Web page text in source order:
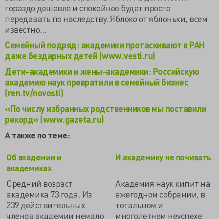
гораздо дешевле и спокойнее будет просто
передавать по наследству. Яблоко от яблоньки, всем
известно…
Семейный подряд: академики протаскивают в РАН
даже бездарных детей (www.vesti.ru)
Дети-академики и жены-академики: Российскую
академию наук превратили в семейный бизнес
(ren.tv/novosti)
«По числу избранных родственников мы поставили
рекорд» (www.gazeta.ru)
А также по теме:
Об академии и
академиках
Средний возраст
академика 73 года. Из
239 действительных
членов академии немало
И академику не почивать
Академия наук кипит на
ежегодном собрании, в
тотальном и
многолетнем неуспехе